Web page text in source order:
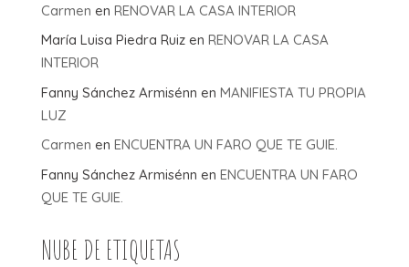
Carmen en RENOVAR LA CASA INTERIOR
María Luisa Piedra Ruizen RENOVAR LA CASA
INTERIOR
Fanny Sánchez Armisénn en MANIFIESTA TU PROPIA
LUZ
Carmen en ENCUENTRA UN FARO QUE TE GUIE.
Fanny Sánchez Armisénn en ENCUENTRA UN FARO
QUE TE GUIE.
NUBE DE ETIQUETAS